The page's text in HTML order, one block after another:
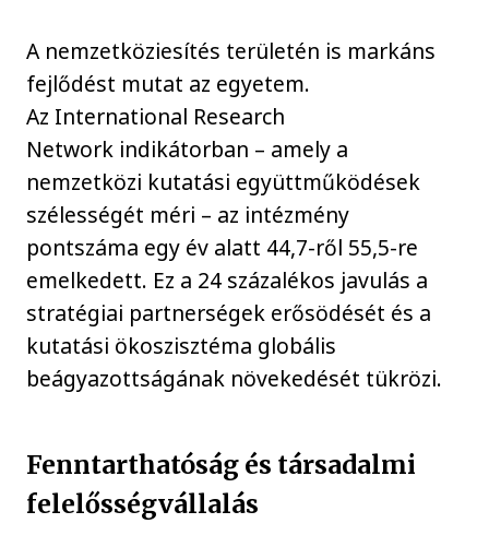
A nemzetköziesítés területén is markáns
fejlődést mutat az egyetem.
Az International Research
Network indikátorban – amely a
nemzetközi kutatási együttműködések
szélességét méri – az intézmény
pontszáma egy év alatt 44,7-ről 55,5-re
emelkedett. Ez a 24 százalékos javulás a
stratégiai partnerségek erősödését és a
kutatási ökoszisztéma globális
beágyazottságának növekedését tükrözi.
Fenntarthatóság és társadalmi
felelősségvállalás